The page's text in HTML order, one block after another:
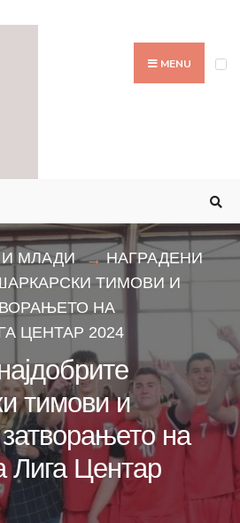
MENU
МЛАДИ
НАГРАДЕНИ
ТИМОВИ И
НА
ЦЕНТАР 2024
тимови и
на
Лига Центар